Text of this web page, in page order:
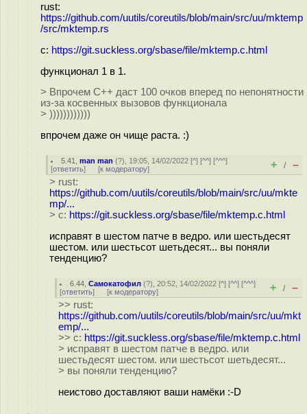
rust:
https://github.com/uutils/coreutils/blob/main/src/uu/mktemp
/src/mktemp.rs
c: https://git.suckless.org/sbase/file/mktemp.c.html
функционал 1 в 1.
> Впрочем C++ даст 100 очков вперед по непонятности
из-за косвенных вызовов функционала
> ))))))))))))
впрочем даже он чище раста. :)
5.41 ,man man (?), 19:05, 14/02/2022 [^] [^^] [^^^]
[ответить] [к модератору] + / –
> rust:
https://github.com/uutils/coreutils/blob/main/src/uu/mkte
mp/...
> c: https://git.suckless.org/sbase/file/mktemp.c.html
исправят в шестом патче в ведро. или шестьдесят
шестом. или шестьсот шетьдесят... вы поняли
тенденцию?
6.44 ,Самокатофил (?), 20:52, 14/02/2022 [^] [^^] [^^^]
[ответить] [к модератору] + / –
>> rust:
https://github.com/uutils/coreutils/blob/main/src/uu/mkt
emp/...
>> c: https://git.suckless.org/sbase/file/mktemp.c.html
> исправят в шестом патче в ведро. или
шестьдесят шестом. или шестьсот шетьдесят...
> вы поняли тенденцию?
неистово доставляют ваши намёки :-D